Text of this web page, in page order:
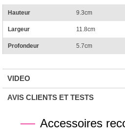
Hauteur 9.3cm
Largeur 11.8cm
Profondeur 5.7cm
VIDEO
AVIS CLIENTS ET TESTS
Accessoires